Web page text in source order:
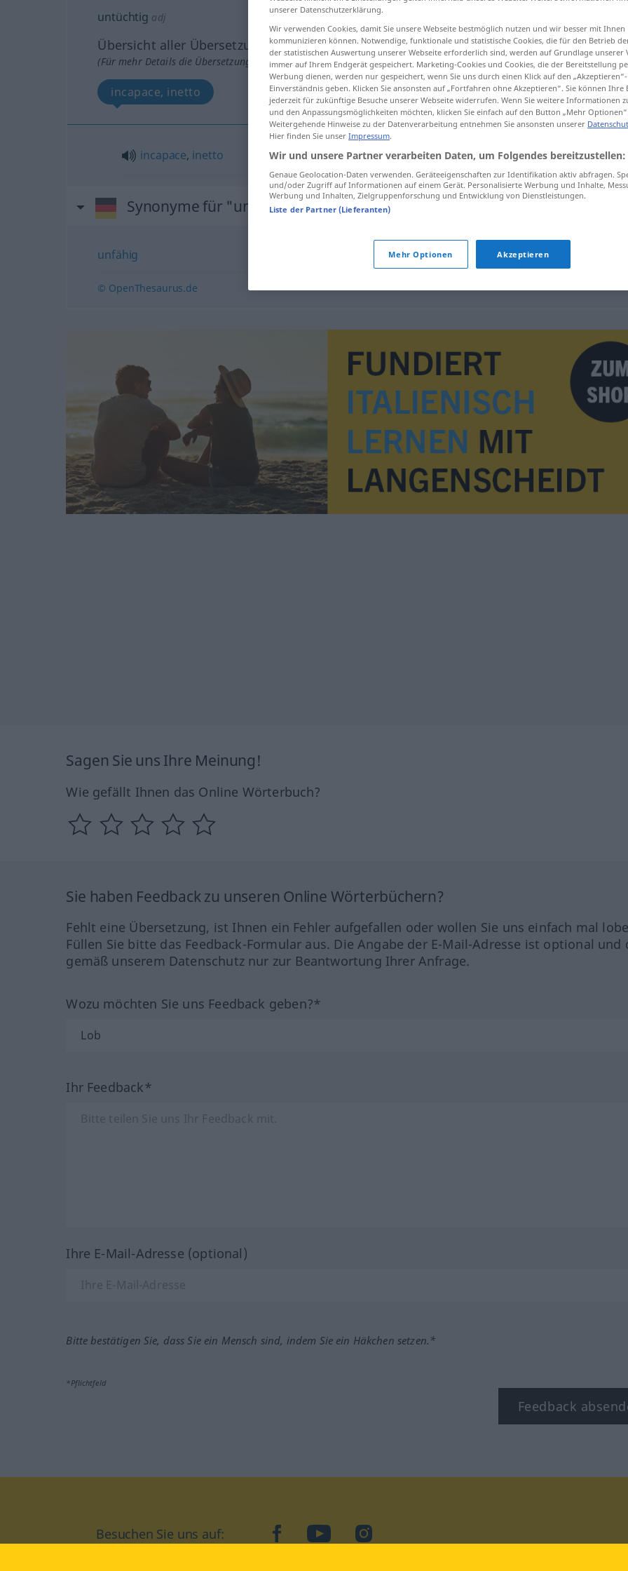
untüchtig adj
Übersicht aller Übersetzungen
(Für mehr Details die Übersetzung anklicken/antippen)
incapace, inetto
incapace, inetto untüchtig
Synonyme für "untüchtig"
unfähig
© OpenThesaurus.de
Sagen Sie uns Ihre Meinung!
Wie gefällt Ihnen das Online Wörterbuch?
Sie haben Feedback zu unseren Online Wörterbüchern?
Fehlt eine Übersetzung, ist Ihnen ein Fehler aufgefallen oder wollen Sie uns einfach mal
Füllen Sie bitte das Feedback-Formular aus. Die Angabe der E-Mail-Adresse ist optional und
gemäß unserem Datenschutz nur zur Beantwortung Ihrer Anfrage.
Wozu möchten Sie uns Feedback geben?*
Ihr Feedback*
Ihre E-Mail-Adresse (optional)
Bitte bestätigen Sie, dass Sie ein Mensch sind, indem Sie ein Häkchen setzen.*
*Pflichtfeld
Feedback
Besuchen Sie uns auf: facebookYouTubeInstagram
unserer Datenschutzerklärung.
Wir verwenden Cookies, damit Sie unsere Webseite bestmöglich nutzen und wir besser mit Ihnen
kommunizieren können. Notwendige, funktionale und statistische Cookies, die für den Betrieb
der statistischen Auswertung unserer Webseite erforderlich sind, werden auf Grundlage unserer
immer auf Ihrem Endgerät gespeichert. Marketing-Cookies und Cookies, die der Bereitstellung
Werbung dienen, werden nur gespeichert, wenn Sie uns durch einen Klick auf den
Einverständnis geben. Klicken Sie ansonsten auf „Fortfahren ohne Akzeptieren“. Sie können
jederzeit für zukünftige Besuche unserer Webseite widerrufen. Wenn Sie weitere Informationen
und den Anpassungsmöglichkeiten möchten, klicken Sie einfach auf den Button „Mehr
Weitergehende Hinweise zu der Datenverarbeitung entnehmen Sie ansonsten unserer
Hier finden Sie unser Impressum.
Wir und unsere Partner verarbeiten Daten, um Folgendes bereitzustellen:
Genaue Geolocation-Daten verwenden. Geräteeigenschaften zur Identifikation aktiv abfragen.
und/oder Zugriff auf Informationen auf einem Gerät. Personalisierte Werbung und Inhalte,
Werbung und Inhalten, Zielgruppenforschung und Entwicklung von Dienstleistungen.
Liste der Partner (Lieferanten)
Mehr Optionen Akzeptieren